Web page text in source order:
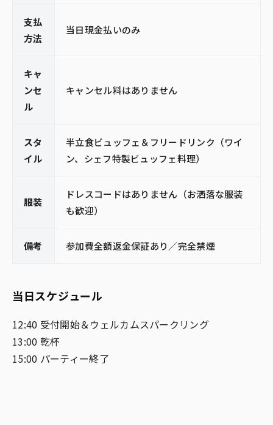
支払
方法
当日現金払いのみ
キャ
ンセ
ル
キャンセル料はありません
スタ
イル
半立食ビュッフェ＆フリードリンク（ワイ
ン、シェフ特製ビュッフェ料理）
服装
ドレスコードはありません（お洒落な服装
も歓迎）
備考 参加費全額返金保証あり／完全禁煙
当日スケジュール
12:40 受付開始＆ウェルカムスパークリング
13:00 乾杯
15:00 パーティー終了